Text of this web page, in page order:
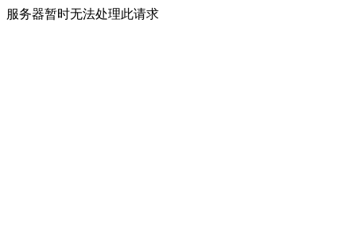
服务器暂时无法处理此请求